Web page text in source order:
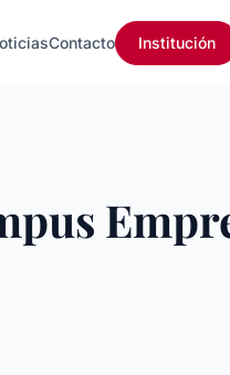
Contacto Institución